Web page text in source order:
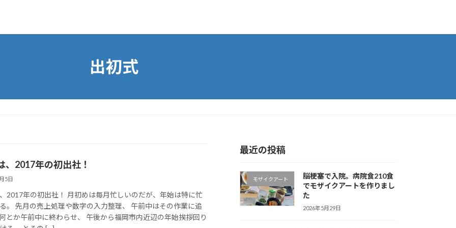
出初式
、2017年の初出社！
5日
2017年の初出社！ 月初めは毎月忙しいのだが、年始は特に忙
。 先月の売上処理や数字の入力整理、 午前中はその作業に追
とか午前中に終わらせ、 午後から福岡市内近辺の年始挨拶回り
最近の投稿
モザイクアート
脳梗塞で入院。病院食210食
でモザイクアートを作りまし
た
2026年5月29日